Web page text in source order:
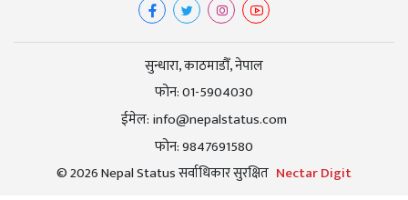
सुन्धारा, काठमाडौँ, नेपाल
फोन:01-5904030
ईमेल: info@nepalstatus.com
फोन:9847691580
© 2026 Nepal Status सर्वाधिकार सुरक्षित Nectar Digit